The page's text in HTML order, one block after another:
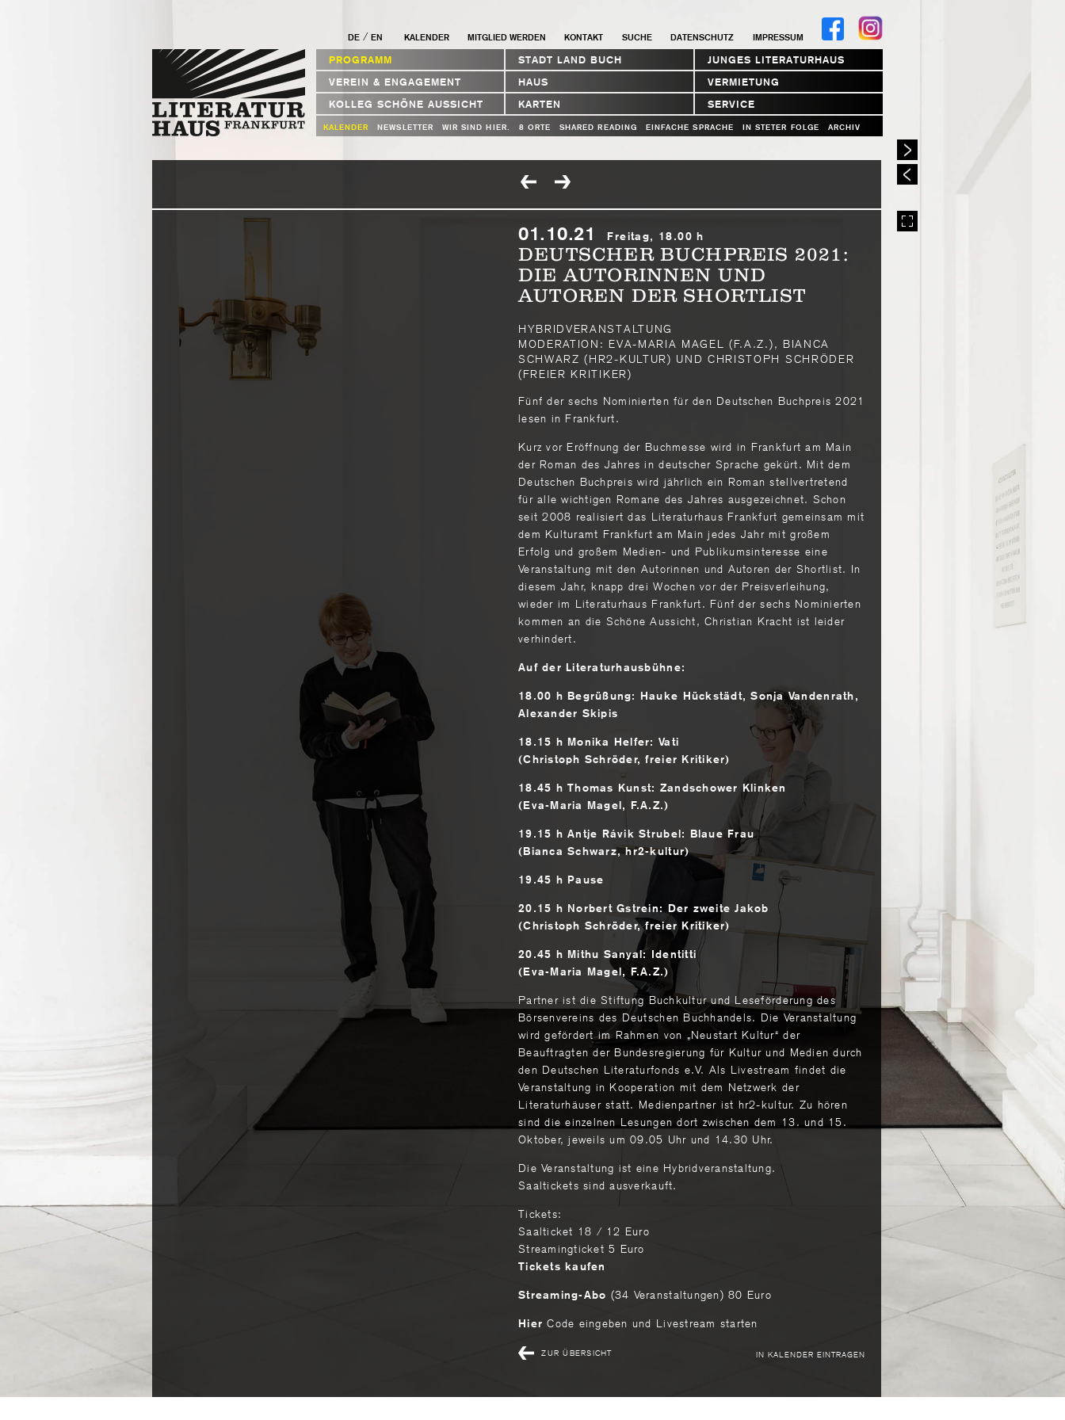
DE /EN KALENDER MITGLIED WERDEN KONTAKT SUCHE DATENSCHUTZ IMPRESSUM
PROGRAMM STADT LAND BUCH
JUNGES LITERATURHAUS
VEREIN & ENGAGEMENT
HAUS
VERMIETUNG
KOLLEG SCHÖNE AUSSICHT
KARTEN SERVICE
KALENDER NEWSLETTER WIR SIND HIER. 8 ORTE SHARED READING EINFACHE SPRACHE IN STETER FOLGE ARCHIV
01.10.21 Freitag, 18.00 h
DEUTSCHER BUCHPREIS 2021:
DIE AUTORINNEN UND
AUTOREN DER SHORTLIST
HYBRIDVERANSTALTUNG
MODERATION: EVA-MARIA MAGEL (F.A.Z.), BIANCA
SCHWARZ (HR2-KULTUR) UND CHRISTOPH SCHRÖDER
(FREIER KRITIKER)
Fünf der sechs Nominierten für den Deutschen Buchpreis 2021
lesen in Frankfurt.
Kurz vor Eröffnung der Buchmesse wird in Frankfurt am Main
der Roman des Jahres in deutscher Sprache gekürt. Mit dem
Deutschen Buchpreis wird jährlich ein Roman stellvertretend
für alle wichtigen Romane des Jahres ausgezeichnet. Schon
seit 2008 realisiert das Literaturhaus Frankfurt gemeinsam mit
dem Kulturamt Frankfurt am Main jedes Jahr mit großem
Erfolg und großem Medien- und Publikumsinteresse eine
Veranstaltung mit den Autorinnen und Autoren der Shortlist. In
diesem Jahr, knapp drei Wochen vor der Preisverleihung,
wieder im Literaturhaus Frankfurt. Fünf der sechs Nominierten
kommen an die Schöne Aussicht, Christian Kracht ist leider
verhindert.
Auf der Literaturhausbühne:
18.00 h Begrüßung: Hauke Hückstädt, Sonja Vandenrath,
Alexander Skipis
18.15 h Monika Helfer: Vati
(Christoph Schröder, freier Kritiker)
18.45 h Thomas Kunst: Zandschower Klinken
(Eva-Maria Magel, F.A.Z.)
19.15 h Antje Rávik Strubel: Blaue Frau
(Bianca Schwarz, hr2-kultur)
19.45 h Pause
20.15 h Norbert Gstrein: Der zweite Jakob
(Christoph Schröder, freier Kritiker)
20.45 h Mithu Sanyal: Identitti
(Eva-Maria Magel, F.A.Z.)
Partner ist die Stiftung Buchkultur und Leseförderung des
Börsenvereins des Deutschen Buchhandels. Die Veranstaltung
wird gefördert im Rahmen von „Neustart Kultur“ der
Beauftragten der Bundesregierung für Kultur und Medien durch
den Deutschen Literaturfonds e.V. Als Livestream findet die
Veranstaltung in Kooperation mit dem Netzwerk der
Literaturhäuser statt. Medienpartner ist hr2-kultur. Zu hören
sind die einzelnen Lesungen dort zwischen dem 13. und 15.
Oktober, jeweils um 09.05 Uhr und 14.30 Uhr.
Die Veranstaltung ist eine Hybridveranstaltung.
Saaltickets sind ausverkauft.
Tickets:
Saalticket 18 / 12 Euro
Streamingticket 5 Euro
Tickets kaufen
Streaming-Abo (34 Veranstaltungen) 80 Euro
Hier Code eingeben und Livestream starten
ZUR ÜBERSICHT IN KALENDER EINTRAGEN